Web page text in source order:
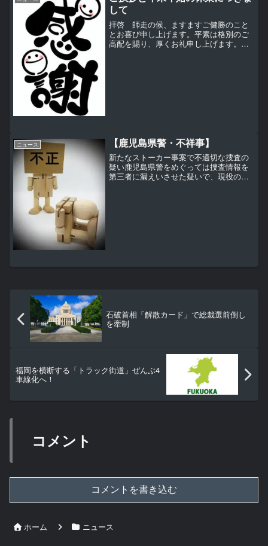
して
拝啓 師走の候、ますますご健勝のこと
とお喜び申し上げます。平素は格別のご
高配を賜り、厚くお礼申し上げます。株
ニュース 【鹿児島県警・不祥事】
新たなストーカー事案で不適切な捜査の
疑い鹿児島県警をめぐっては捜査情報を
第三者に漏えいさせた疑いで、現役の警
石破首相「解散カード」で総裁選前倒し
を牽制
福岡を横断する「トラック街道」ぜんぶ4
車線化へ！
コメント
コメントを書き込む
ホーム ニュース